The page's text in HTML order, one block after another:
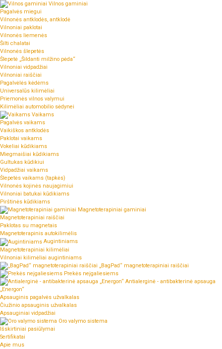
Vilnos gaminiai
Pagalvės miegui
Vilnonės antklodės, antklodė
Vilnoniai paklotai
Vilnonės liemenės
Šilti chalatai
Vilnonės šlepetės
Šlepetė „Šildanti milžino pėda“
Vilnoniai vidpadžiai
Vilnoniai raiščiai
Pagalvėlės kėdėms
Universalūs kilimėliai
Priemonės vilnos valymui
Kilimėliai automobilio sėdynei
Vaikams
Pagalvės vaikams
Vaikiškos antklodės
Paklotai vaikams
Vokeliai kūdikiams
Miegmaišiai kūdikiams
Gultukas kūdikiui
Vidpadžiai vaikams
Šlepetės vaikams (tapkės)
Vilnonės kojinės naujagimiui
Vilnoniai batukai kūdikiams
Pirštinės kūdikiams
Magnetoterapiniai gaminiai
Magnetoterapiniai raiščiai
Paklotas su magnetais
Magnetoterapinis autokilimėlis
Augintiniams
Magnetoterapiniai kilimėliai
Vilnoniai kilimėliai augintiniams
„BagPad“ magnetoterapiniai raiščiai
Prekės neįgaliesiems
Antialerginė - antibakterinė apsauga
„Energon“
Apsauginis pagalvės užvalkalas
Čiužinio apsauginis užvalkalas
Apsauginiai vidpadžiai
Oro valymo sistema
Išskirtiniai pasiūlymai
Sertifikatai
Apie mus